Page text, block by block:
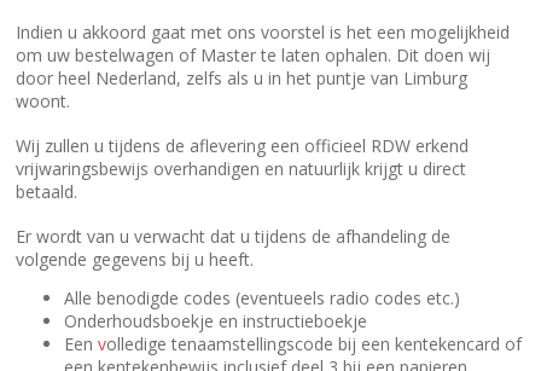
Indien u akkoord gaat met ons voorstel is het een mogelijkheid
om uw bestelwagen of Master te laten ophalen. Dit doen wij
door heel Nederland, zelfs als u in het puntje van Limburg
woont.
Wij zullen u tijdens de aflevering een officieel RDW erkend
vrijwaringsbewijs overhandigen en natuurlijk krijgt u direct
betaald.
Er wordt van u verwacht dat u tijdens de afhandeling de
volgende gegevens bij u heeft.
Alle benodigde codes (eventueels radio codes etc.)
Onderhoudsboekje en instructieboekje
Eenvolledige tenaamstellingscode bij een kentekencard of